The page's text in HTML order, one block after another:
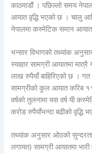
काठमाडौं । पछिल्लो समय
आयात वृद्धि भएको छ । चालु
नेपालमा कस्मेटिक समान आयात
भन्सार विभागको तथ्यांक
स्याहार सामग्री आयातमा
लाख रुपैयाँ बाहिरिएको छ ।
सामग्रीको कुल आयात करिब
वर्षको तुलनामा यस वर्ष यी
करोड रुपैयाँभन्दा बढीको वृद्धि
तथ्यांक अनुसार ओठको
लगायत) सामग्री आयातमा